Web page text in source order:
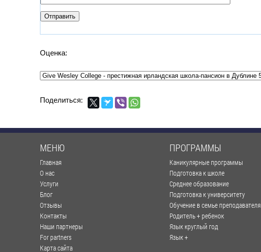
Оценка:
Поделиться:
МЕНЮ
Главная
О нас
Услуги
Блог
Отзывы
Контакты
Наши партнеры
For partners
Карта сайта
ПРОГРАММЫ
Каникулярные программы
Подготовка к школе
Среднее образование
Подготовка к университету
Обучение в семье преподавателя
Родитель + ребенок
Язык круглый год
Язык +